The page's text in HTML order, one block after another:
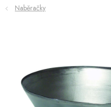
Zahrada
Chovatelské potřeby
Naběračky